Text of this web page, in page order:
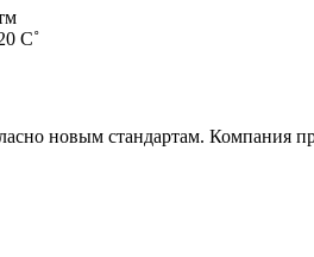
C˚
новым стандартам. Компания